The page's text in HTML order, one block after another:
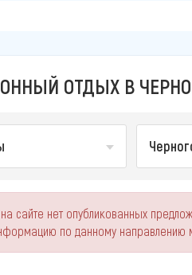
ОТДЫХ В
сайте нет опубликованных
по данному направлению